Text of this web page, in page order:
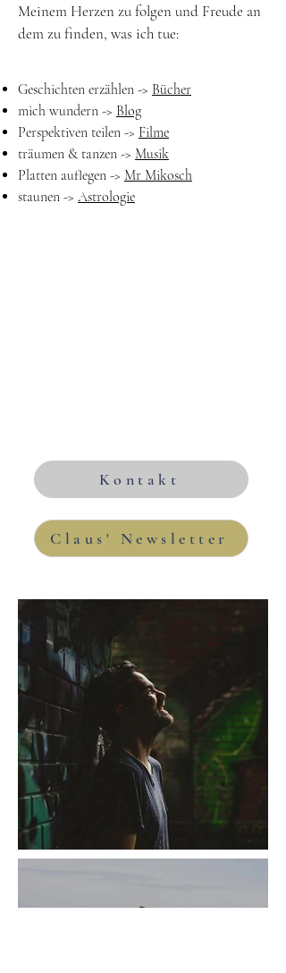
Meinem Herzen zu folgen und Freude an
dem zu finden, was ich tue:
Geschichten erzählen -> Bücher
mich wundern -> Blog
Perspektiven teilen -> Filme
träumen & tanzen -> Musik
Platten auflegen -> Mr Mikosch
staunen -> Astrologie
Kontakt
Claus' Newsletter